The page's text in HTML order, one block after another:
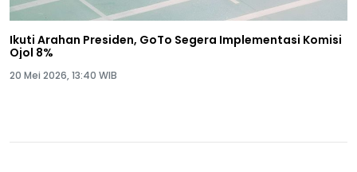
Ikuti Arahan Presiden, GoTo Segera Implementasi Komisi
Ojol 8%
20 Mei 2026, 13:40 WIB